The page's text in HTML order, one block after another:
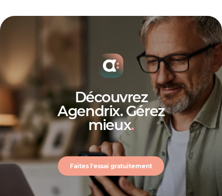
Découvrez
Agendrix. Gérez
mieux.
Faites l'essai gratuitement